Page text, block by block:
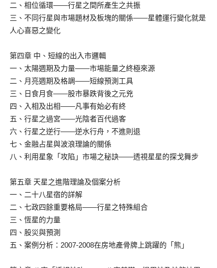
二、相位循環——行星之間所產生之共振
三、不同行星與市場題材及板塊的關係——星體運行變化就是
人心喜惡之變化
第四章 中、短線的出入市邏輯
一、太陽週期及力量——市埸能量之終極來源
二、月亮週期及格調——短線預測工具
三、日食月食——股市暴跌背後之元兇
四、入相及出相——凡事有始必有終
五、行星之過宮——光陰者百代過客
六、行星之逆行——逆水行舟，不進則退
七、金融占星與波浪理論的關係
八、利用星象「攻陷」市場之秘訣——透視星星的探戈舞步
第五章 天星之進階理論及個案分析
一、二十八星宿的詳解
二、七政四餘重要格局——行星之特殊組合
三、恆星的力量
四、股災與預測
五、案例分析：2007-2008在房地產骨牌上跳躍的「熊」